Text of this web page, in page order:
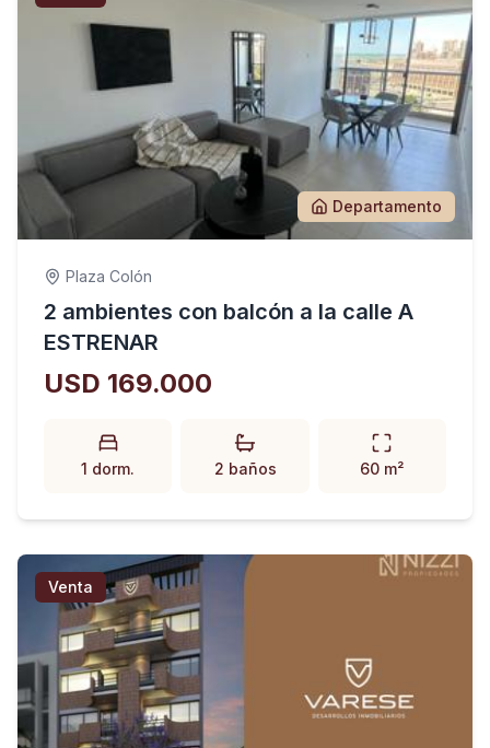
Departamento
Plaza Colón
2 ambientes con balcón a la calle A
ESTRENAR
USD 169.000
1 dorm. 2 baños 60 m²
Venta